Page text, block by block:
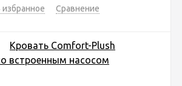
избранное
Сравнение
Кровать Comfort-Plush
встроенным насосом